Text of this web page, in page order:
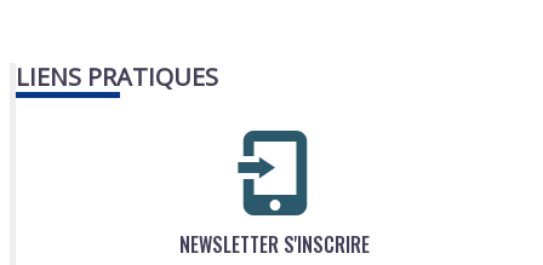
LIENS PRATIQUES
NEWSLETTER S'INSCRIRE